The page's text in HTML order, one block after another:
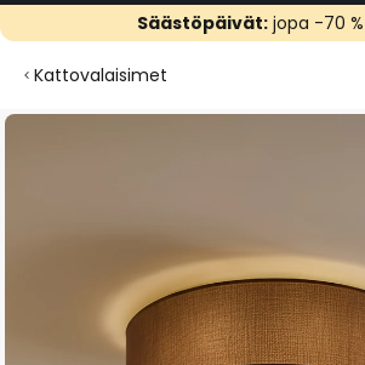
Säästöpäivät: jopa -70 %
Kattovalaisimet
Skip